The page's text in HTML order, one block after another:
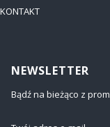
KONTAKT
NEWSLETTER
Bądź na bieżąco z